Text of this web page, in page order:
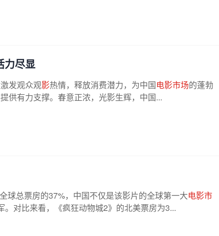
力尽显
发观众观影热情，释放消费潜力，为中国电影市场的蓬勃
供有力支撑。春意正浓，光影生辉，中国...
球总票房的37%，中国不仅是该影片的全球第一大电影市
。对比来看，《疯狂动物城2》的北美票房为3...